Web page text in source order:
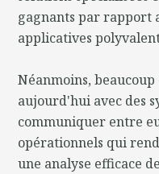
gagnants par rapport
applicatives
Néanmoins,
aujourd'hui avec des
communiquer entre
opérationnels qui
une analyse efficace